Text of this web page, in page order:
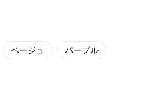
ベージュ パープル